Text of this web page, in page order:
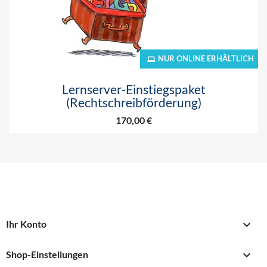
Lernserver-Einstiegspaket
(Rechtschreibförderung)
170,00 €
NUR ONLINE ERHÄLTLICH
Ihr Konto 
Shop-Einstellungen keyboard_arrow_down